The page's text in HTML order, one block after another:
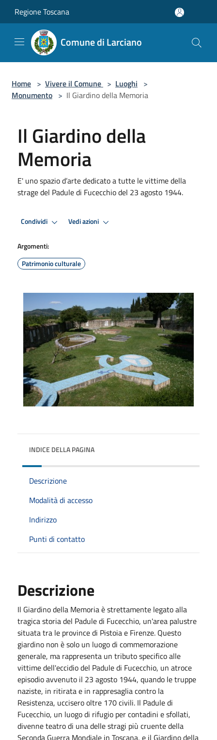
Regione Toscana
Comune di Larciano
Home > Vivere il Comune > Luoghi >
Monumento > Il Giardino della Memoria
Il Giardino della
Memoria
E' uno spazio d’arte dedicato a tutte le vittime della
strage del Padule di Fucecchio del 23 agosto 1944.
Condividi Vedi azioni
Argomenti:
Patrimonio culturale
INDICE DELLA PAGINA
Descrizione
Modalità di accesso
Indirizzo
Punti di contatto
Descrizione
Il Giardino della Memoria è strettamente legato alla
tragica storia del Padule di Fucecchio, un'area palustre
situata tra le province di Pistoia e Firenze. Questo
giardino non è solo un luogo di commemorazione
generale, ma rappresenta un tributo specifico alle
vittime dell'eccidio del Padule di Fucecchio, un atroce
episodio avvenuto il 23 agosto 1944, quando le truppe
naziste, in ritirata e in rappresaglia contro la
Resistenza, uccisero oltre 170 civili. Il Padule di
Fucecchio, un luogo di rifugio per contadini e sfollati,
divenne teatro di una delle stragi più cruente della
Seconda Guerra Mondiale in Toscana, e il Giardino della